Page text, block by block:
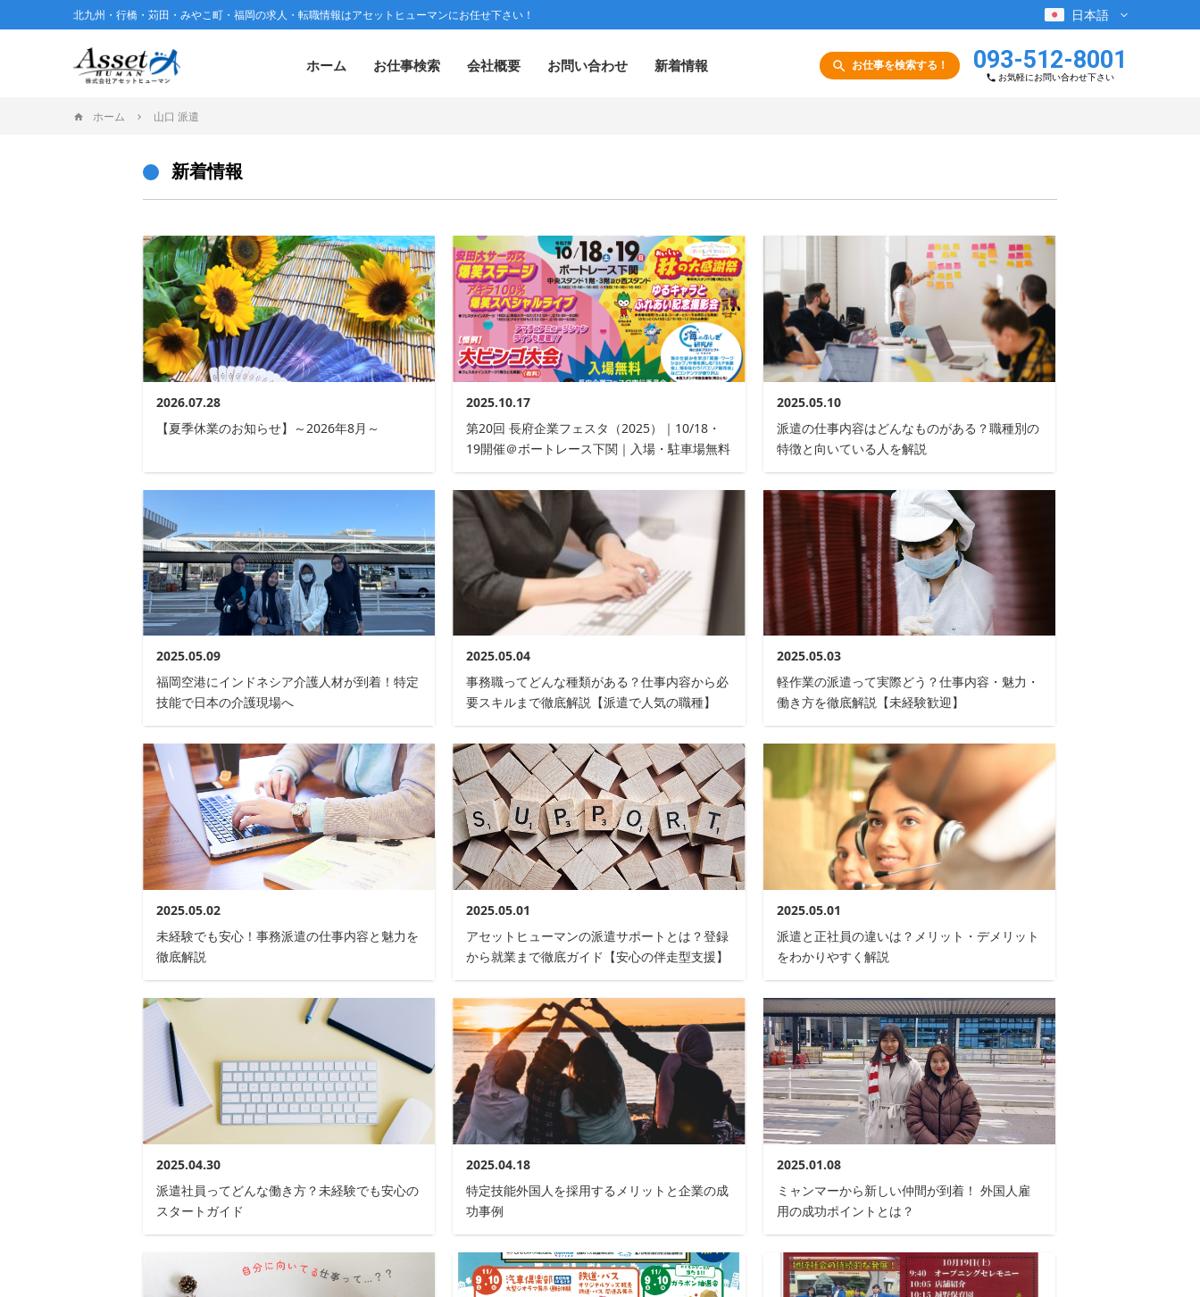
北九州・行橋・苅田・みやこ町・福岡の求人・転職情報はアセットヒューマンにお任せ下さい！ 日本語
ホーム お仕事検索 会社概要 お問い合わせ 新着情報 お仕事を検索する！ 093-512-8001
お気軽にお問い合わせ下さい
ホーム 山口 派遣
新着情報
2026.07.28
【夏季休業のお知らせ】～2026年8月～
2025.10.17
第20回 長府企業フェスタ（2025）｜10/18・
19開催＠ボートレース下関｜入場・駐車場無料
2025.05.10
派遣の仕事内容はどんなものがある？職種別の
特徴と向いている人を解説
2025.05.09
福岡空港にインドネシア介護人材が到着！特定
技能で日本の介護現場へ
2025.05.04
事務職ってどんな種類がある？仕事内容から必
要スキルまで徹底解説【派遣で人気の職種】
2025.05.03
軽作業の派遣って実際どう？仕事内容・魅力・
働き方を徹底解説【未経験歓迎】
2025.05.02
未経験でも安心！事務派遣の仕事内容と魅力を
徹底解説
2025.05.01
アセットヒューマンの派遣サポートとは？登録
から就業まで徹底ガイド【安心の伴走型支援】
2025.05.01
派遣と正社員の違いは？メリット・デメリット
をわかりやすく解説
2025.04.30
派遣社員ってどんな働き方？未経験でも安心の
スタートガイド
2025.04.18
特定技能外国人を採用するメリットと企業の成
功事例
2025.01.08
ミャンマーから新しい仲間が到着！ 外国人雇
用の成功ポイントとは？